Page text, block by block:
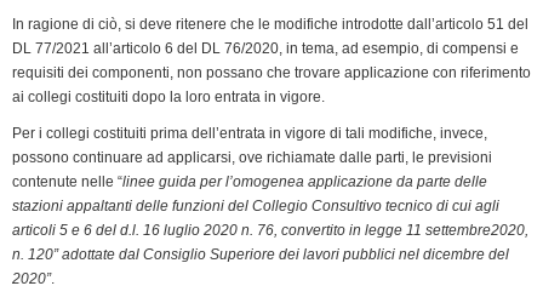
In ragione di ciò, si deve ritenere che le modifiche introdotte dall’articolo 51 del
DL 77/2021 all’articolo 6 del DL 76/2020, in tema, ad esempio, di compensi e
requisiti dei componenti, non possano che trovare applicazione con riferimento
ai collegi costituiti dopo la loro entrata in vigore.
Per i collegi costituiti prima dell’entrata in vigore di tali modifiche, invece,
possono continuare ad applicarsi, ove richiamate dalle parti, le previsioni
contenute nelle “linee guida per l’omogenea applicazione da parte delle
stazioni appaltanti delle funzioni del Collegio Consultivo tecnico di cui agli
articoli 5 e 6 del d.l. 16 luglio 2020 n. 76, convertito in legge 11 settembre2020,
n. 120” adottate dal Consiglio Superiore dei lavori pubblici nel dicembre del
2020”.